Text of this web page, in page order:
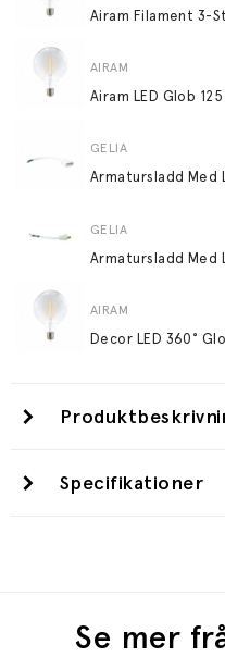
AIRAM
Airam LED Glob
GELIA
Armatursladd Med
GELIA
Armatursladd Med
AIRAM
Decor LED 360°
Specifikationer
Se mer